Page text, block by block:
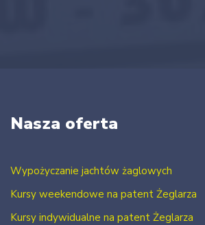
Nasza oferta
Wypożyczanie jachtów żaglowych
Kursy weekendowe na patent Żeglarza
Kursy indywidualne na patent Żeglarza